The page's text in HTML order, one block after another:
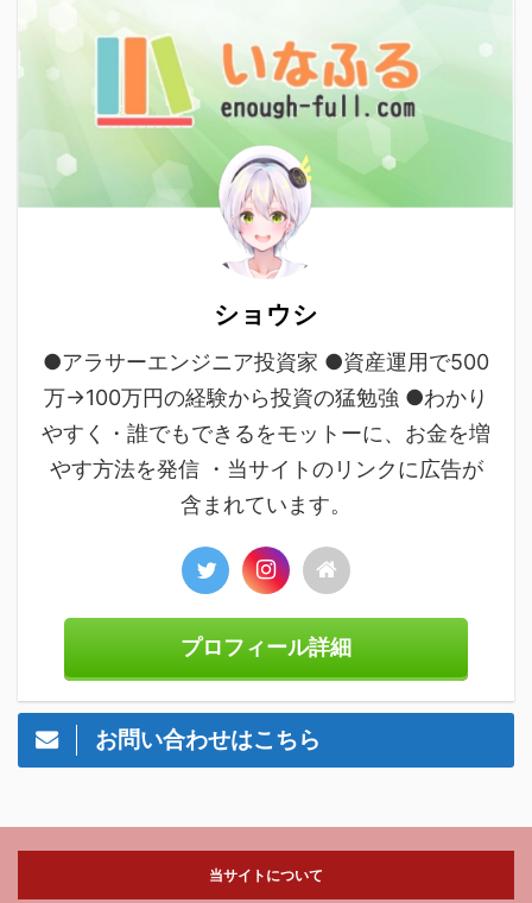
ショウシ
●アラサーエンジニア投資家 ●資産運用で500
万→100万円の経験から投資の猛勉強 ●わかり
やすく・誰でもできるをモットーに、お金を増
やす方法を発信 ・当サイトのリンクに広告が
含まれています。
プロフィール詳細
お問い合わせはこちら
当サイトについて